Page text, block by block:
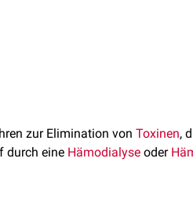
zur Elimination von Toxinen,
durch eine Hämodialyse oder